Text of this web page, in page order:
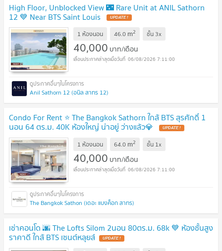
High Floor, Unblocked View 🌃 Rare Unit at ANIL Sathorn
12 💙 Near BTS Saint Louis
1 ห้องนอน 46.0 m2 ชั้น 3x
40,000 บาท/เดือน
06/08/2026 7:11:00
Anil Sathorn 12 (อนิล สาทร 12)
Condo For Rent ⭐ The Bangkok Sathorn ใกล้ BTS สุรศักดิ์ 1
นอน 64 ตร.ม. 40K ห้องใหญ่ น่าอยู่ ว่างแล้ว💎
1 ห้องนอน 64.0 m2 ชั้น 1x
40,000 บาท/เดือน
06/08/2026 7:11:00
The Bangkok Sathon (เดอะ แบงค็อก สาทร)
เช่าคอนโด 🌆 The Lofts Silom 2นอน 80ตร.ม. 68k 💙 ห้องชั้นสูง
ราคาดี ใกล้ BTS เซนต์หลุยส์